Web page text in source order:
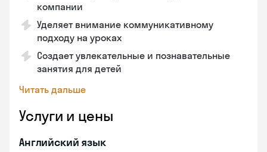
компании
Уделяет внимание коммуникативному
подходу на уроках
Создает увлекательные и познавательные
занятия для детей
Читать дальше
Услуги и цены
Английский язык